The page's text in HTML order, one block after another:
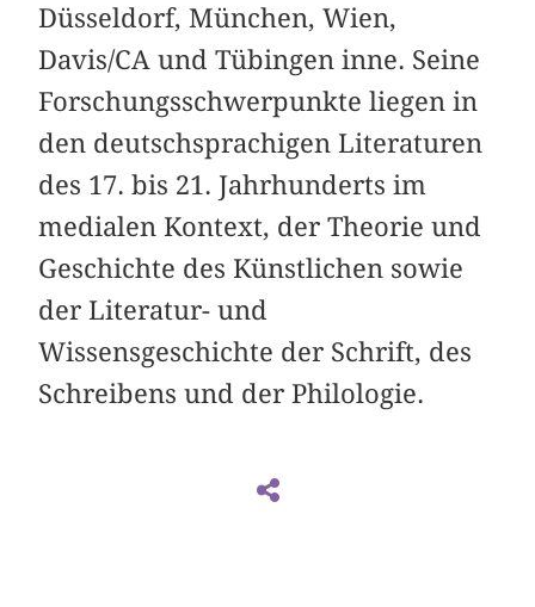
Düsseldorf, München, Wien,
Davis/CA und Tübingen inne. Seine
Forschungsschwerpunkte liegen in
den deutschsprachigen Literaturen
des 17. bis 21. Jahrhunderts im
medialen Kontext, der Theorie und
Geschichte des Künstlichen sowie
der Literatur- und
Wissensgeschichte der Schrift, des
Schreibens und der Philologie.